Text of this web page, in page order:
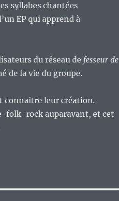
syllabes chantées
EP qui apprend à
du réseau de fesseur de
de la vie du groupe.
connaitre leur création.
folk-rock auparavant, et cet